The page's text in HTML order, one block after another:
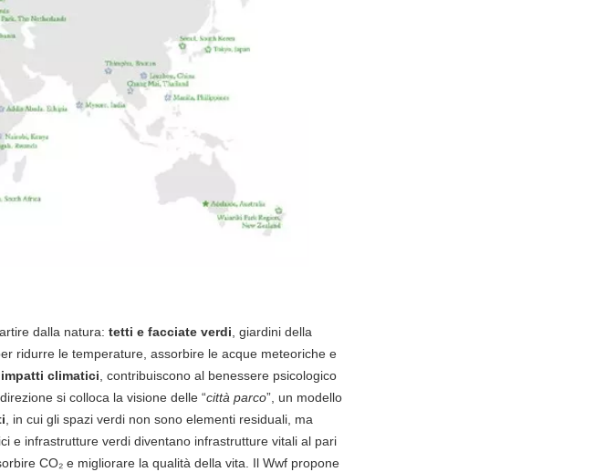
dalla natura: tetti e facciate verdi, giardini della
ridurre le temperature, assorbire le acque meteoriche e
climatici, contribuiscono al benessere psicologico
si colloca la visione delle “città parco”, un modello
, in cui gli spazi verdi non sono elementi residuali, ma
e infrastrutture verdi diventano infrastrutture vitali al pari
CO₂ e migliorare la qualità della vita. Il Wwf propone